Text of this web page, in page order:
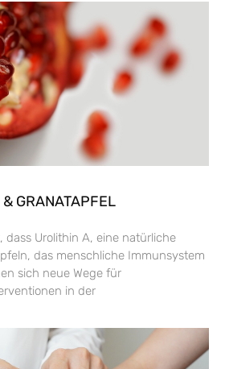
GRANATAPFEL
dass Urolithin A, eine natürliche
das menschliche Immunsystem
sich neue Wege für
in der